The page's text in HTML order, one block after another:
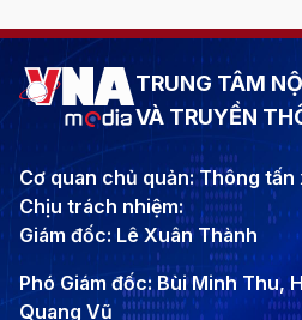
TRUNG TÂM
VÀ TRUYỀN
Cơ quan chủ quản: Thông tấn
Chịu trách nhiệm:
Giám đốc: Lê Xuân Thành
Phó Giám đốc: Bùi Minh Thu,
Quang Vũ